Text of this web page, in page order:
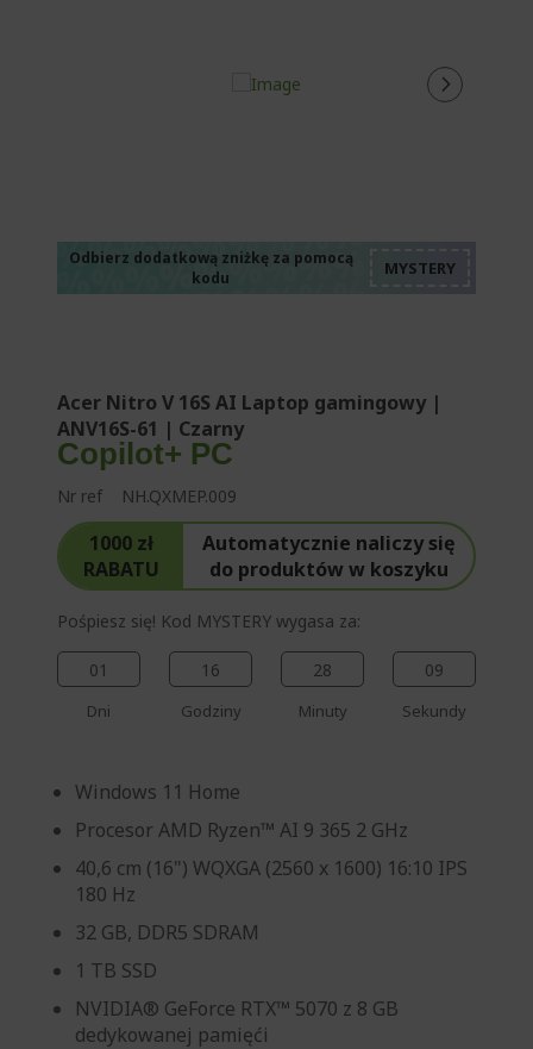
Odbierz dodatkową zniżkę za pomocą
kodu
Acer Nitro V 16S AI Laptop gamingowy |
ANV16S-61 | Czarny
Copilot+ PC
Nr ref NH.QXMEP.009
1000 zł
RABATU
Automatycznie naliczy się
do produktów w koszyku
Pośpiesz się! Kod MYSTERY wygasa za:
01
Dni
16
Godziny
28
Minuty
09
Sekundy
Windows 11 Home
Procesor AMD Ryzen™ AI 9 365 2 GHz
40,6 cm (16") WQXGA (2560 x 1600) 16:10 IPS
180 Hz
32 GB, DDR5 SDRAM
1 TB SSD
NVIDIA® GeForce RTX™ 5070 z 8 GB
dedykowanej pamięći